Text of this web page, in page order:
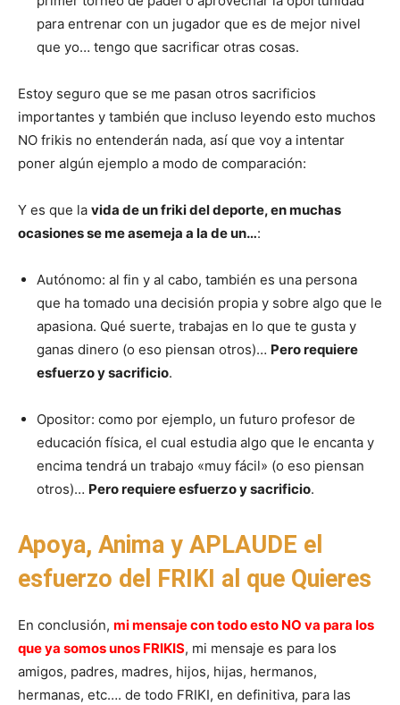
para entrenar con un jugador que es de mejor nivel
que yo… tengo que sacrificar otras cosas.
Estoy seguro que se me pasan otros sacrificios
importantes y también que incluso leyendo esto muchos
NO frikis no entenderán nada, así que voy a intentar
poner algún ejemplo a modo de comparación:
Y es que la vida de un friki del deporte, en muchas
ocasiones se me asemeja a la de un…:
Autónomo: al fin y al cabo, también es una persona
que ha tomado una decisión propia y sobre algo que le
apasiona. Qué suerte, trabajas en lo que te gusta y
ganas dinero (o eso piensan otros)… Pero requiere
esfuerzo y sacrificio.
Opositor: como por ejemplo, un futuro profesor de
educación física, el cual estudia algo que le encanta y
encima tendrá un trabajo «muy fácil» (o eso piensan
otros)… Pero requiere esfuerzo y sacrificio.
Apoya, Anima y APLAUDE el
esfuerzo del FRIKI al que Quieres
En conclusión, mi mensaje con todo esto NO va para los
que ya somos unos FRIKIS, mi mensaje es para los
amigos, padres, madres, hijos, hijas, hermanos,
hermanas, etc…. de todo FRIKI, en definitiva, para las